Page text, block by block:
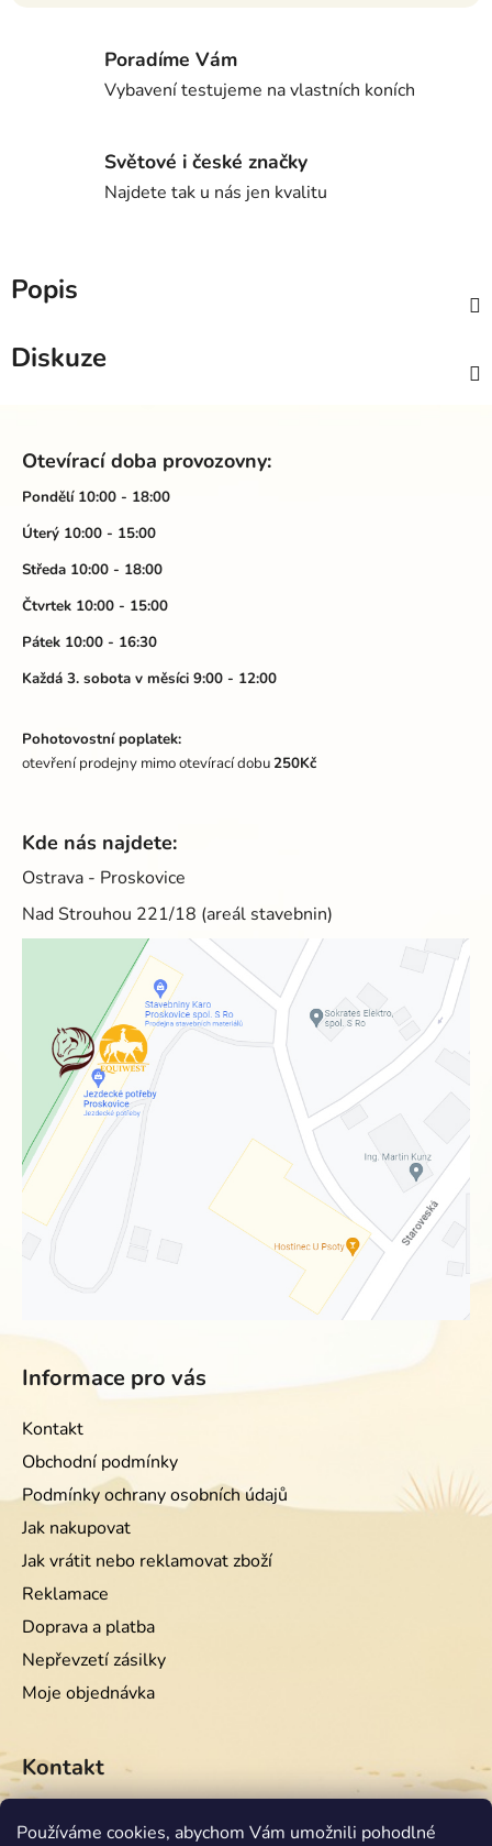
Používáme cookies, abychom Vám umožnili pohodlné
Poradíme Vám
Vybavení testujeme na vlastních koních
Světové i české značky
Najdete tak u nás jen kvalitu
Popis
Diskuze
Otevírací doba provozovny:
Pondělí 10:00 - 18:00
Úterý 10:00 - 15:00
Středa 10:00 - 18:00
Čtvrtek 10:00 - 15:00
Pátek 10:00 - 16:30
Každá 3. sobota v měsíci 9:00 - 12:00
Pohotovostní poplatek:
otevření prodejny mimo otevírací dobu250Kč
Kde nás najdete:
Ostrava - Proskovice
Nad Strouhou 221/18 (areál stavebnin)
Informace pro vás
Kontakt
Obchodní podmínky
Podmínky ochrany osobních údajů
Jak nakupovat
Jak vrátit nebo reklamovat zboží
Reklamace
Doprava a platba
Nepřevzetí zásilky
Moje objednávka
Kontakt
info @equiwest.cz